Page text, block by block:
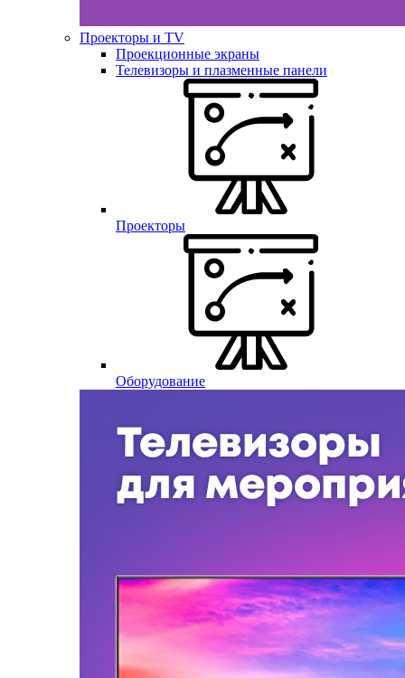
Проекторы и TV
Проекционные экраны
Телевизоры и плазменные панели
Проекторы
Оборудование